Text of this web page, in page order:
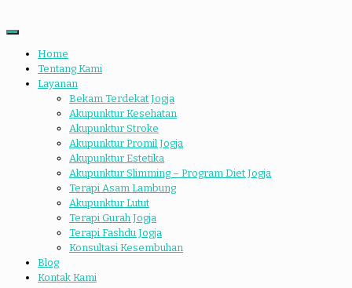
Home
Tentang Kami
Layanan
Bekam Terdekat Jogja
Akupunktur Kesehatan
Akupunktur Stroke
Akupunktur Promil Jogja
Akupunktur Estetika
Akupunktur Slimming – Program Diet Jogja
Terapi Asam Lambung
Akupunktur Lutut
Terapi Gurah Jogja
Terapi Fashdu Jogja
Konsultasi Kesembuhan
Blog
Kontak Kami